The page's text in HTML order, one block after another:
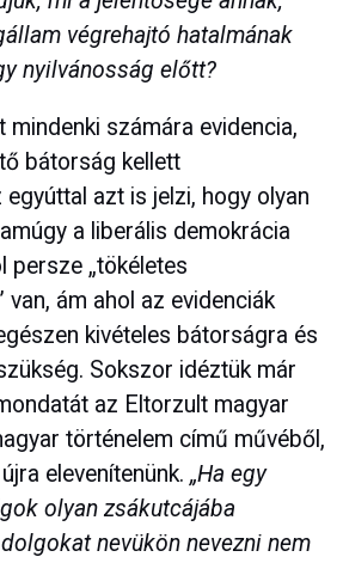
végrehajtó hatalmának
nyilvánosság előtt?
mindenki számára evidencia,
bátorság kellett
egyúttal azt is jelzi, hogy olyan
a liberális demokrácia
persze „tökéletes
ám ahol az evidenciák
kivételes bátorságra és
Sokszor idéztük már
az Eltorzult magyar
történelem című művéből,
elevenítenünk. „Ha egy
olyan zsákutcájába
nevükön nevezni nem